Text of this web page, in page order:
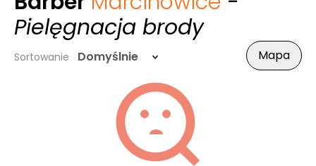
Pielęgnacja brody
Sortowanie Domyślnie Mapa